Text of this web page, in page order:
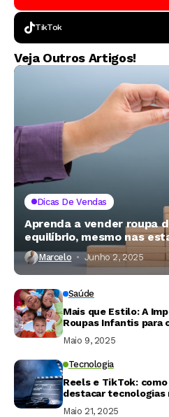
TikTok
Veja Outros Artigos!
Dicas De Vendas
Aprenda a vender roupa
equilíbrio, mesmo nas
Marcelo Junho 2, 2025
Saúde
Mais que Estilo: A
Roupas Infantis para
Maio 9, 2025
Tecnologia
Reels e TikTok:
destacar tecnologias
Maio 21, 2025